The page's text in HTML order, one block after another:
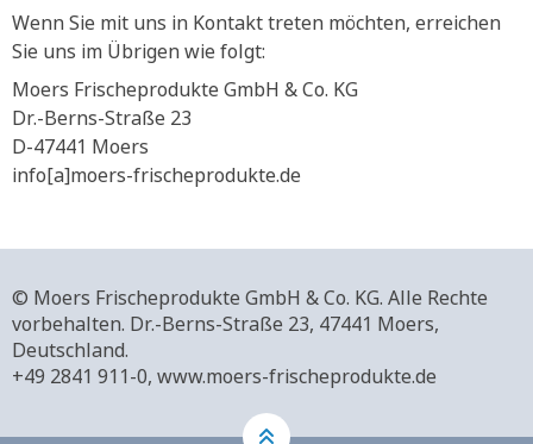
Wenn Sie mit uns in Kontakt treten möchten, erreichen
Sie uns im Übrigen wie folgt:
Moers Frischeprodukte GmbH & Co. KG
Dr.-Berns-Straße 23
D-47441 Moers
info[a]moers-frischeprodukte.de
© Moers Frischeprodukte GmbH & Co. KG. Alle Rechte
vorbehalten. Dr.-Berns-Straße 23, 47441 Moers,
Deutschland.
+49 2841 911-0, www.moers-frischeprodukte.de